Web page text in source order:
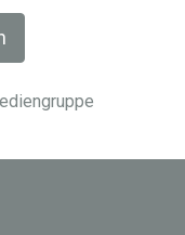
und mit der BIM
für Akteure der